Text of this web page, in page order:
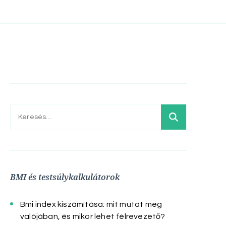
Keresés:
BMI és testsúlykalkulátorok
Bmi index kiszámítása: mit mutat meg
valójában, és mikor lehet félrevezető?